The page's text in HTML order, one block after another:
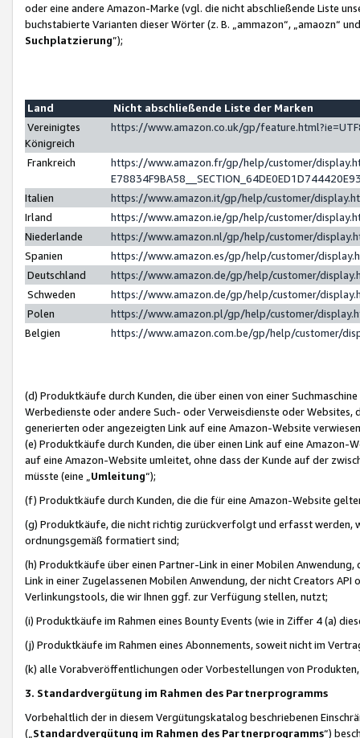
oder eine andere Amazon-Marke (vgl. die nicht abschließende Liste
buchstabierte Varianten dieser Wörter (z. B. „ammazon“, „amaozn“
Suchplatzierung”);
Land
Nicht abschließende Liste der Marken
Vereinigtes
Königreich
https://www.amazon.co.uk/gp/
Frankreich
https://www.amazon.fr/gp/help/customer/
Italien
https://www.amazon.it/gp/help/customer/
Irland
https://www.amazon.ie/gp/help/customer/
Niederlande
https://www.amazon.nl/gp/help/customer/
Spanien
https://www.amazon.es/gp/help/customer/
Deutschland
https://www.amazon.de/gp/help/customer/
Schweden
https://www.amazon.de/gp/help/customer/
Polen
https://www.amazon.pl/gp/help/customer/
Belgien
https://www.amazon.com.be/gp/help/customer/
(d) Produktkäufe durch Kunden, die über einen von einer
Werbedienste oder andere Such- oder Verweisdienste oder Websites,
generierten oder angezeigten Link auf eine Amazon-Website
(e) Produktkäufe durch Kunden, die über einen Link auf eine
auf eine Amazon-Website umleitet, ohne dass der Kunde auf der
müsste (eine „ Umleitung“);
(f) Produktkäufe durch Kunden, die die für eine Amazon-Website
(g) Produktkäufe, die nicht richtig zurückverfolgt und erfasst werden,
ordnungsgemäß formatiert sind;
(h) Produktkäufe über einen Partner-Link in einer Mobilen
Link in einer Zugelassenen Mobilen Anwendung, der nicht Creators
Verlinkungstools, die wir Ihnen ggf. zur Verfügung stellen, nutzt;
(i) Produktkäufe im Rahmen eines Bounty Events (wie in Ziffer 4 (a)
(j) Produktkäufe im Rahmen eines Abonnements, soweit nicht im
(k) alle Vorabveröffentlichungen oder Vorbestellungen von
3. Standardvergütung im Rahmen des Partnerprogramms
Vorbehaltlich der in diesem Vergütungskatalog beschriebenen
(„ Standardvergütung im Rahmen des Partnerprogramms“)